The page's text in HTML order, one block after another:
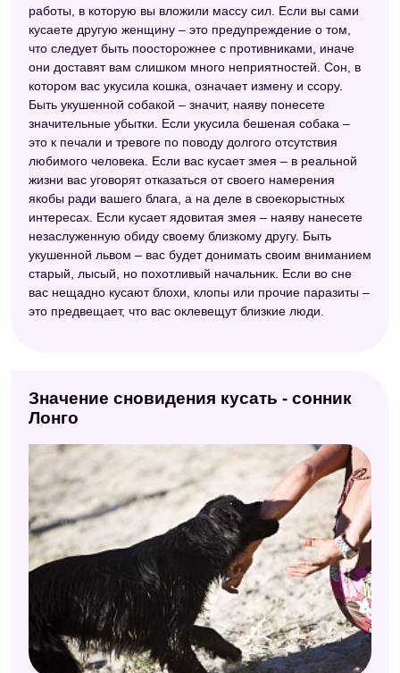
работы, в которую вы вложили массу сил. Если вы сами
кусаете другую женщину – это предупреждение о том,
что следует быть поосторожнее с противниками, иначе
они доставят вам слишком много неприятностей. Сон, в
котором вас укусила кошка, означает измену и ссору.
Быть укушенной собакой – значит, наяву понесете
значительные убытки. Если укусила бешеная собака –
это к печали и тревоге по поводу долгого отсутствия
любимого человека. Если вас кусает змея – в реальной
жизни вас уговорят отказаться от своего намерения
якобы ради вашего блага, а на деле в своекорыстных
интересах. Если кусает ядовитая змея – наяву нанесете
незаслуженную обиду своему близкому другу. Быть
укушенной львом – вас будет донимать своим вниманием
старый, лысый, но похотливый начальник. Если во сне
вас нещадно кусают блохи, клопы или прочие паразиты –
это предвещает, что вас оклевещут близкие люди.
Значение сновидения кусать - сонник
Лонго